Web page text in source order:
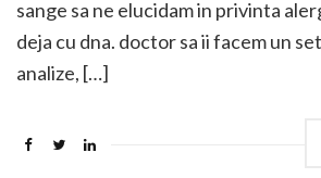
sange sa ne elucidam in privinta
deja cu dna. doctor sa ii facem un
analize, […]